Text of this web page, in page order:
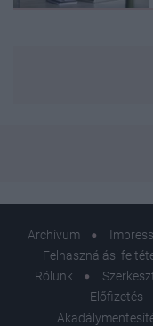
Archívum
Felhasználási
Rólunk
Előfizetés